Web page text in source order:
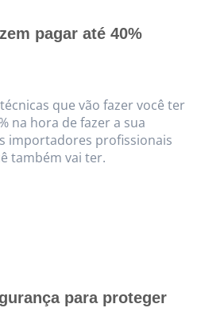
pagar até 40%
que vão fazer você ter
na hora de fazer a sua
importadores profissionais
também vai ter.
para proteger